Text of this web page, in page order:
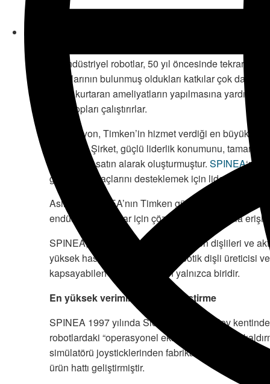
İlk endüstriyel robotlar, 50 yıl öncesinde
robotlarının bulunmuş oldukları katkılar çok daha
hayat kurtaran ameliyatların yapılmasına
teleskopları çalıştırırlar.
Otomasyon, Timken’in hizmet verdiği en büyük
sıradadır. Şirket, güçlü liderlik konumunu,
şirketlerini satın alarak oluşturmuştur. SPINEA‘nın
gelişen ihtiyaçlarını desteklemek için lider
Aslında, SPINEA’nın Timken güç aktarım
endüstriyel robotlar için çözümlere daha fazla
SPINEA, hassas sikloidal redüksiyon dişlileri ve
yüksek hassasiyetli sikloidal robotik dişli üreticisi ve
kapsayabilen iki tedarikçiden yalnızca biridir.
En yüksek verimlilik için özelleştirme
SPINEA 1997 yılında Slovakya’nın Prešov
robotlardaki “operasyonel eksiklikleri ortadan
simülatörü joysticklerinden fabrika robotik kontrol
ürün hattı geliştirmiştir.